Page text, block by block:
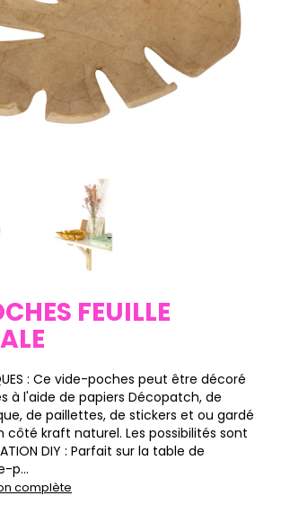
FEUILLE
: Ce vide-poches peut être décoré
à l'aide de papiers Décopatch, de
de paillettes, de stickers et ou gardé
côté kraft naturel. Les possibilités sont
DIY : Parfait sur la table de
p...
complète